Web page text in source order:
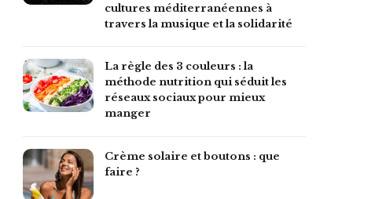
cultures méditerranéennes à
travers la musique et la solidarité
La règle des 3 couleurs : la
méthode nutrition qui séduit les
réseaux sociaux pour mieux
manger
Crème solaire et boutons : que
faire ?